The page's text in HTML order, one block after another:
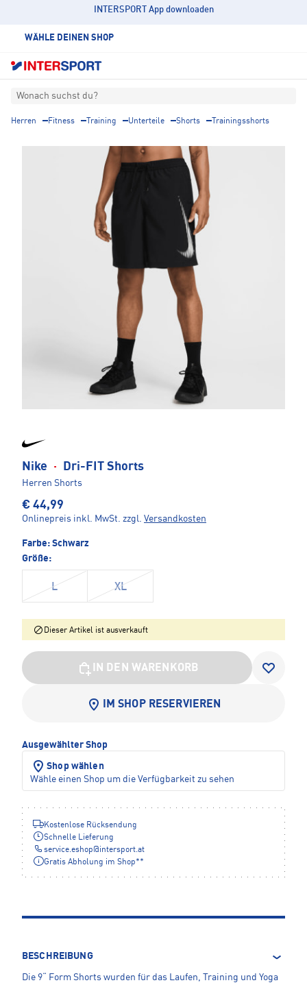
INTERSPORT App downloaden
WÄHLE DEINEN SHOP
Wonach suchst du?
Herren Fitness Training Unterteile Shorts Trainingsshorts
Nike · Dri-FIT Shorts
Herren Shorts
€ 44,99
Onlinepreis inkl. MwSt. zzgl. Versandkosten
Farbe: Schwarz
Größe:
L XL
Dieser Artikel ist ausverkauft
IN DEN WARENKORB
IM SHOP RESERVIEREN
Ausgewählter Shop
Shop wählen
Wähle einen Shop um die Verfügbarkeit zu sehen
Kostenlose Rücksendung
Schnelle Lieferung
service.eshop@ intersport.at
Gratis Abholung im Shop**
BESCHREIBUNG
Die 9“ Form Shorts wurden für das Laufen, Training und Yoga